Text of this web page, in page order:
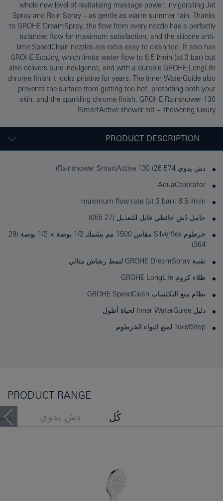
whole new level of revitalising massage power, invigorating Jet
Spray and Rain Spray – as gentle as warm summer rain. Thanks
to GROHE DreamSpray, the flow from every nozzle has a perfectly
balanced flow for maximum satisfaction, and the silicone anti-
lime SpeedClean nozzles are extra easy to clean too. It also has
GROHE EcoJoy, which limits water flow to 8.5 l/min (at 3 bar) but
also delivers pure indulgence, and with a durable GROHE LongLife
chrome finish it looks pristine for years. The Inner WaterGuide also
prevents the surface from getting too hot, protecting both your
skin, and the sparkling chrome finish. GROHE Rainshower 130
SmartActive shower set – showering luxury!
PRODUCT DESCRIPTION
دش يدوي Rainshower SmartActive 130 (26 574)
AquaCalibrator
maximum flow rate (at 3 bar): 8.5 l/min
حامل دُش حائطي قابل للتعديل (27 055)
خرطوم Silverflex مقاس 1500 مم بسُمك 1/2 بوصة × 1/2 بوصة (28
364)
تقنية GROHE DreamSpray لنمط رشاش مثالي
طلاء كروم GROHE LongLife
نظام منع التكلسات GROHE SpeedClean
دليل Inner WaterGuide لحياة أطول
TwistStop لمنع التواء الخرطوم
PRODUCT RANGE
كُل دش يدوي